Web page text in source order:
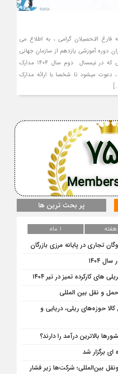
التحصیلان گرامی ، به اطلاع می
دوره آموزشی یازدهم از سازمان جهانی
فیاتا دریافت گردید.فارغ التحصیلانی که در نیمسال دوم سال 1404 مدارک
دعوت میشود تا شخصا با ارائه مدارک
پر بحث ترین ها
1 ماه
تجاری در پایانه مرزی بازرگان
۱۴۰۴
کارکرده تمیز در تیر ۱۴۰۴
و نقل بین المللی
حوزه‌های ریلی، دریایی و
بالاترین درآمد را دارند؟
برگزار شد
بین‌المللی؛ شرکت‌ها زیر فشار